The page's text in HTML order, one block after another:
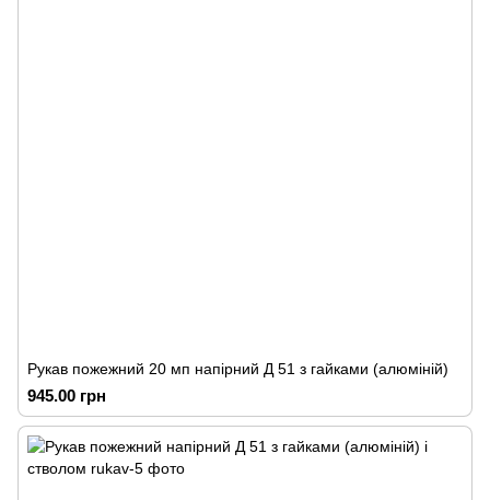
Рукав пожежний 20 мп напірний Д 51 з гайками (алюміній)
945.00 грн